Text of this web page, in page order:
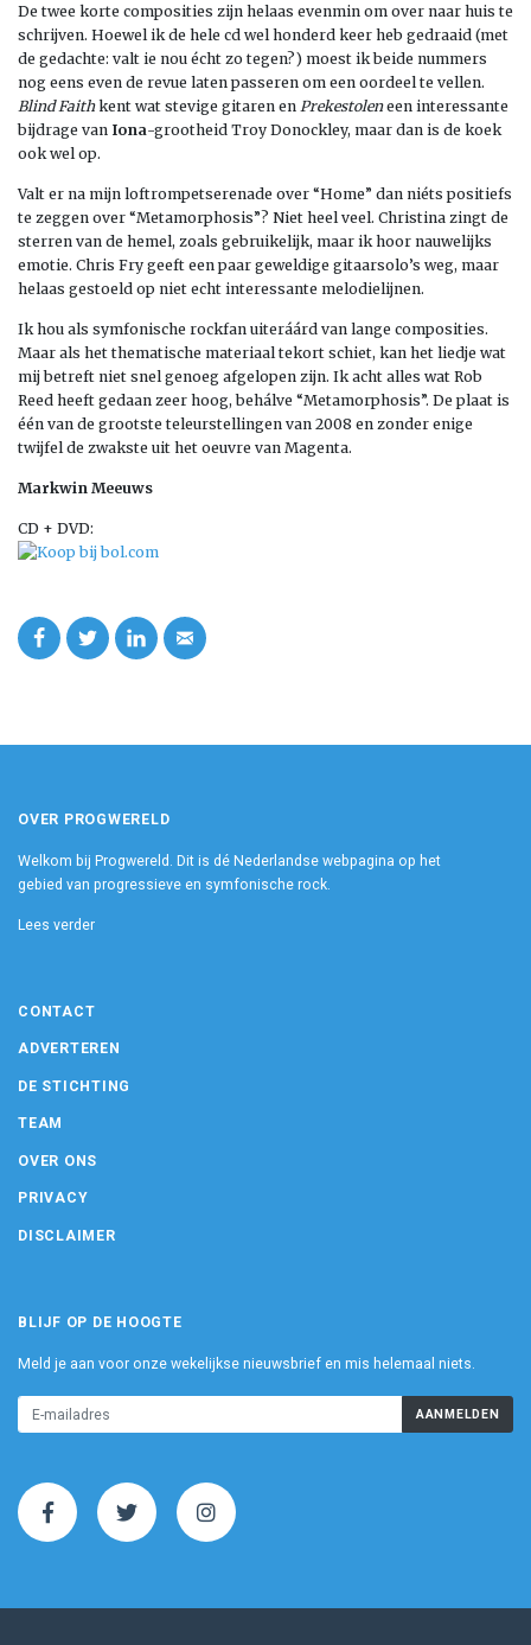
De twee korte composities zijn helaas evenmin om over naar huis te
schrijven. Hoewel ik de hele cd wel honderd keer heb gedraaid (met
de gedachte: valt ie nou écht zo tegen?) moest ik beide nummers
nog eens even de revue laten passeren om een oordeel te vellen.
Blind Faithkent wat stevige gitaren en Prekestoleneen interessante
bijdrage van Iona-grootheid Troy Donockley, maar dan is de koek
ook wel op.
Valt er na mijn loftrompetserenade over “Home” dan niéts positiefs
te zeggen over “Metamorphosis”? Niet heel veel. Christina zingt de
sterren van de hemel, zoals gebruikelijk, maar ik hoor nauwelijks
emotie. Chris Fry geeft een paar geweldige gitaarsolo’s weg, maar
helaas gestoeld op niet echt interessante melodielijnen.
Ik hou als symfonische rockfan uiteráárd van lange composities.
Maar als het thematische materiaal tekort schiet, kan het liedje wat
mij betreft niet snel genoeg afgelopen zijn. Ik acht alles wat Rob
Reed heeft gedaan zeer hoog, behálve “Metamorphosis”. De plaat is
één van de grootste teleurstellingen van 2008 en zonder enige
twijfel de zwakste uit het oeuvre van Magenta.
Markwin Meeuws
CD + DVD:
OVER PROGWERELD
Welkom bij Progwereld. Dit is dé Nederlandse webpagina op het
gebied van progressieve en symfonische rock.
Lees verder
CONTACT
ADVERTEREN
DE STICHTING
TEAM
OVER ONS
PRIVACY
DISCLAIMER
BLIJF OP DE HOOGTE
Meld je aan voor onze wekelijkse nieuwsbrief en mis helemaal niets.
AANMELDEN